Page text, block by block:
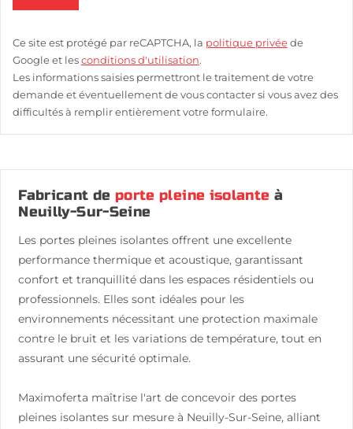
Ce site est protégé par reCAPTCHA, lapolitique privéede
Google et lesconditions d'utilisation.
Les informations saisies permettront le traitement de votre
demande et éventuellement de vous contacter si vous avez des
difficultés à remplir entièrement votre formulaire.
Fabricant de porte pleine isolante à
Neuilly-Sur-Seine
Les portes pleines isolantes offrent une excellente
performance thermique et acoustique, garantissant
confort et tranquillité dans les espaces résidentiels ou
professionnels. Elles sont idéales pour les
environnements nécessitant une protection maximale
contre le bruit et les variations de température, tout en
assurant une sécurité optimale.
Maximoferta maîtrise l'art de concevoir des portes
pleines isolantes sur mesure à Neuilly-Sur-Seine, alliant